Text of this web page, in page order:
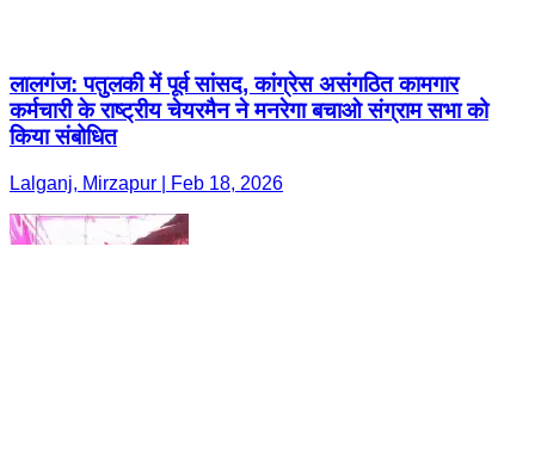
लालगंज: पतुलकी में पूर्व सांसद, कांग्रेस असंगठित कामगार
कर्मचारी के राष्ट्रीय चेयरमैन ने मनरेगा बचाओ संग्राम सभा को
किया संबोधित
Lalganj, Mirzapur | Feb 18, 2026